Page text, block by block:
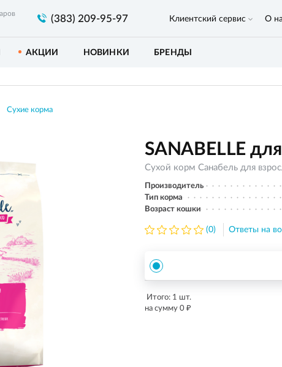
(383) 209-95-97 Клиентский сервис О
АКЦИИ НОВИНКИ БРЕНДЫ
Сухие корма
SANABELLE
Сухой корм Санабель для
Производитель
Тип корма
Возраст кошки
(0) Ответы на
Итого: 1 шт.
на сумму 0 ₽